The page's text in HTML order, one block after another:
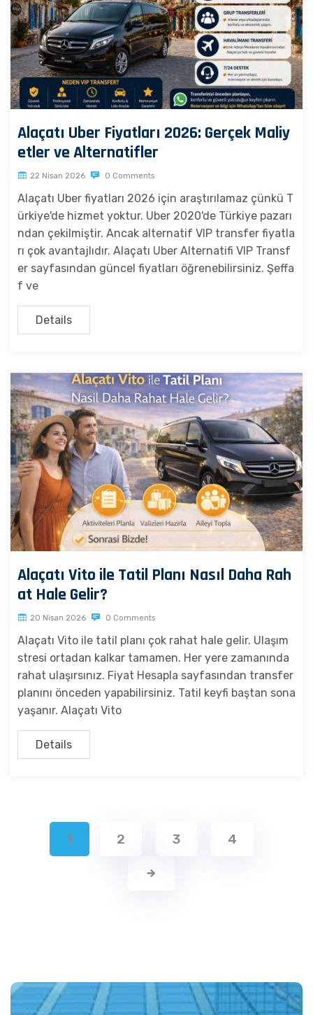
Alaçatı Uber Fiyatları 2026: Gerçek Maliy
etler ve Alternatifler
22 Nisan 2026 0 Comments
Alaçatı Uber fiyatları 2026 için araştırılamaz çünkü T
ürkiye'de hizmet yoktur. Uber 2020'de Türkiye pazarı
ndan çekilmiştir. Ancak alternatif VIP transfer fiyatla
rı çok avantajlıdır. Alaçatı Uber Alternatifi VIP Transf
er sayfasından güncel fiyatları öğrenebilirsiniz. Şeffa
f ve
Details
Alaçatı Vito ile Tatil Planı Nasıl Daha Rah
at Hale Gelir?
20 Nisan 2026 0 Comments
Alaçatı Vito ile tatil planı çok rahat hale gelir. Ulaşım
stresi ortadan kalkar tamamen. Her yere zamanında
rahat ulaşırsınız. Fiyat Hesapla sayfasından transfer
planını önceden yapabilirsiniz. Tatil keyfi baştan sona
yaşanır. Alaçatı Vito
Details
1 2 3 4